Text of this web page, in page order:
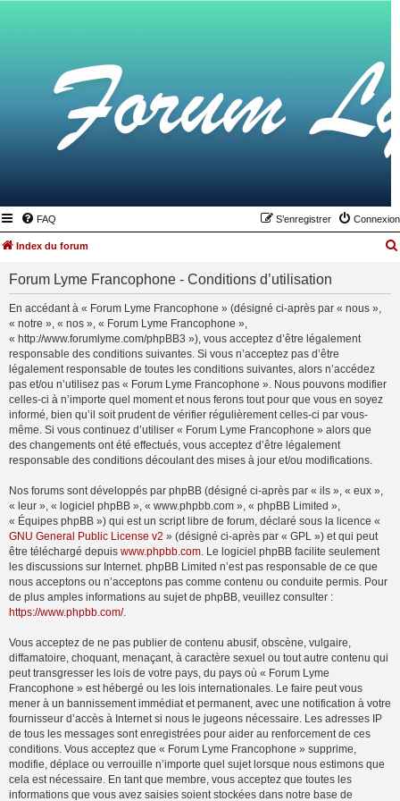
FAQ Connexion
S’enregistrer
Index du forum
Forum Lyme Francophone - Conditions d’utilisation
En accédant à « Forum Lyme Francophone » (désigné ci-après par « nous »,
« notre », « nos », « Forum Lyme Francophone »,
« http://www.forumlyme.com/phpBB3 »), vous acceptez d’être légalement
responsable des conditions suivantes. Si vous n’acceptez pas d’être
légalement responsable de toutes les conditions suivantes, alors n’accédez
pas et/ou n’utilisez pas « Forum Lyme Francophone ». Nous pouvons modifier
celles-ci à n’importe quel moment et nous ferons tout pour que vous en soyez
informé, bien qu’il soit prudent de vérifier régulièrement celles-ci par vous-
même. Si vous continuez d’utiliser « Forum Lyme Francophone » alors que
des changements ont été effectués, vous acceptez d’être légalement
responsable des conditions découlant des mises à jour et/ou modifications.
Nos forums sont développés par phpBB (désigné ci-après par « ils », « eux »,
« leur », « logiciel phpBB », « www.phpbb.com », « phpBB Limited »,
« Équipes phpBB ») qui est un script libre de forum, déclaré sous la licence «
GNU General Public License v2 » (désigné ci-après par « GPL ») et qui peut
être téléchargé depuis www.phpbb.com. Le logiciel phpBB facilite seulement
les discussions sur Internet. phpBB Limited n’est pas responsable de ce que
nous acceptons ou n’acceptons pas comme contenu ou conduite permis. Pour
de plus amples informations au sujet de phpBB, veuillez consulter :
https://www.phpbb.com/.
Vous acceptez de ne pas publier de contenu abusif, obscène, vulgaire,
diffamatoire, choquant, menaçant, à caractère sexuel ou tout autre contenu qui
peut transgresser les lois de votre pays, du pays où « Forum Lyme
Francophone » est hébergé ou les lois internationales. Le faire peut vous
mener à un bannissement immédiat et permanent, avec une notification à votre
fournisseur d’accès à Internet si nous le jugeons nécessaire. Les adresses IP
de tous les messages sont enregistrées pour aider au renforcement de ces
conditions. Vous acceptez que « Forum Lyme Francophone » supprime,
modifie, déplace ou verrouille n’importe quel sujet lorsque nous estimons que
cela est nécessaire. En tant que membre, vous acceptez que toutes les
informations que vous avez saisies soient stockées dans notre base de